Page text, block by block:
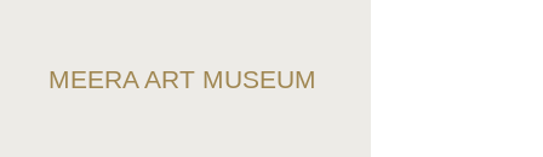
MEERA ART MUSEUM